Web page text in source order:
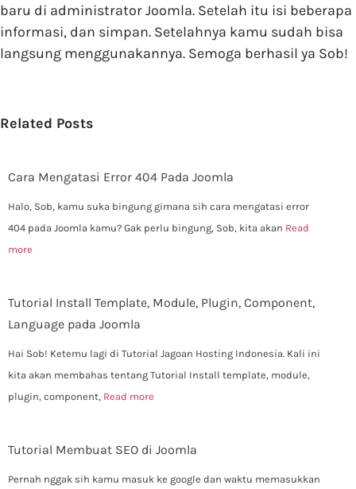
baru di administrator Joomla. Setelah itu isi beberapa
informasi, dan simpan. Setelahnya kamu sudah bisa
langsung menggunakannya. Semoga berhasil ya Sob!
Related Posts
Cara Mengatasi Error 404 Pada Joomla
Halo, Sob, kamu suka bingung gimana sih cara mengatasi error
404 pada Joomla kamu? Gak perlu bingung, Sob, kita akan Read
more
Tutorial Install Template, Module, Plugin, Component,
Language pada Joomla
Hai Sob! Ketemu lagi di Tutorial Jagoan Hosting Indonesia. Kali ini
kita akan membahas tentang Tutorial Install template, module,
plugin, component, Read more
Tutorial Membuat SEO di Joomla
Pernah nggak sih kamu masuk ke google dan waktu memasukkan